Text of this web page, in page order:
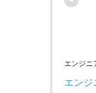
エンジニ
エンジ